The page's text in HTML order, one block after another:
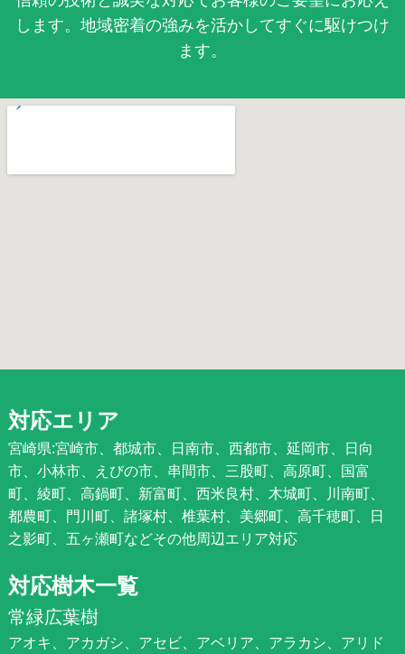
します。地域密着の強みを活かしてすぐに駆けつけ
ます。
対応エリア
宮崎県:宮崎市、都城市、日南市、西都市、延岡市、日向
市、小林市、えびの市、串間市、三股町、高原町、国富
町、綾町、高鍋町、新富町、西米良村、木城町、川南町、
都農町、門川町、諸塚村、椎葉村、美郷町、高千穂町、日
之影町、五ヶ瀬町などその他周辺エリア対応
対応樹木一覧
常緑広葉樹
アオキ、アカガシ、アセビ、アベリア、アラカシ、アリド